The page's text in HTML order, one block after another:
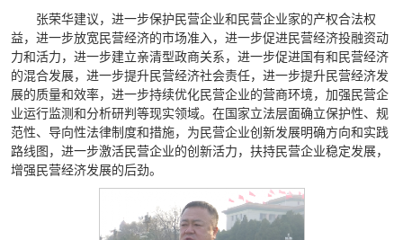
张荣华建议，进一步保护民营企业和民营企业家的产权合法权
益，进一步放宽民营经济的市场准入，进一步促进民营经济投融资动
力和活力，进一步建立亲清型政商关系，进一步促进国有和民营经济
的混合发展，进一步提升民营经济社会责任，进一步提升民营经济发
展的质量和效率，进一步持续优化民营企业的营商环境，加强民营企
业运行监测和分析研判等现实领域。在国家立法层面确立保护性、规
范性、导向性法律制度和措施，为民营企业创新发展明确方向和实践
路线图，进一步激活民营企业的创新活力，扶持民营企业稳定发展，
增强民营经济发展的后劲。